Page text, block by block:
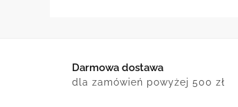
Darmowa dostawa
dla zamówień powyżej 500 zł